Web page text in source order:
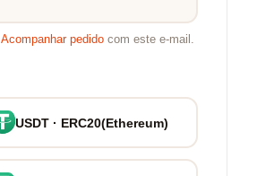
Acompanhar pedido com este e-mail.
USDT · ERC20(Ethereum)